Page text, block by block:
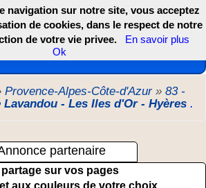
France, DOM TOM et COM
Provence-Alpes-Côte-d'Azur» 83 -
Lavandou - Les Iles d'Or - Hyères .
partenaire
partage sur vos pages
aux couleurs de votre choix
navigation sur notre site, vous acceptez
de cookies, dans le respect de notre
de votre vie privee.
En savoir plus
Ok